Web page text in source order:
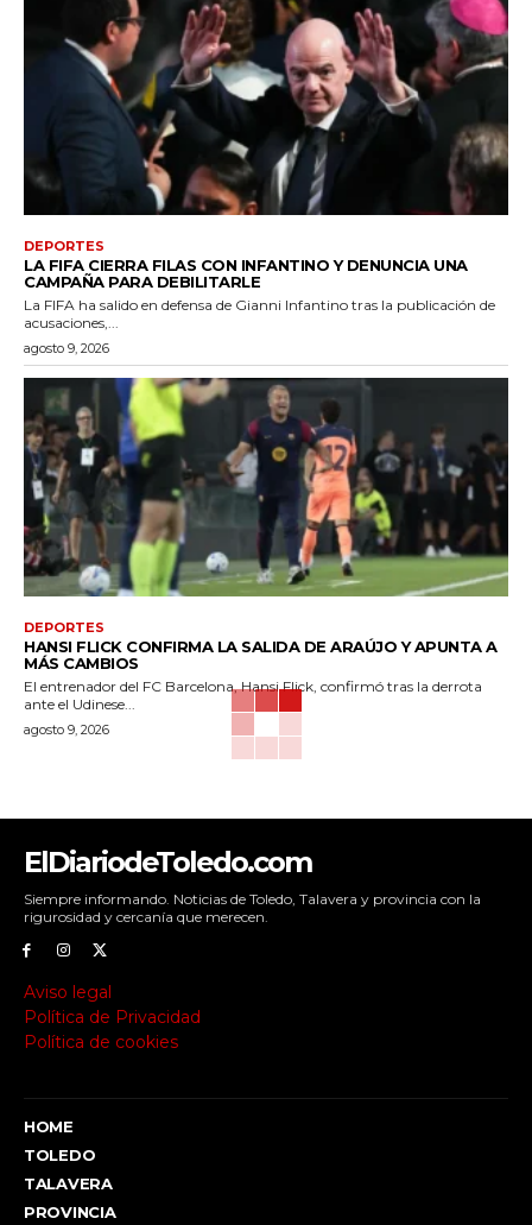
DEPORTES
LA FIFA CIERRA FILAS CON INFANTINO Y DENUNCIA UNA
CAMPAÑA PARA DEBILITARLE
La FIFA ha salido en defensa de Gianni Infantino tras la publicación de
acusaciones,...
agosto 9, 2026
DEPORTES
HANSI FLICK CONFIRMA LA SALIDA DE ARAÚJO Y APUNTA A
MÁS CAMBIOS
El entrenador del FC Barcelona, Hansi Flick, confirmó tras la derrota
ante el Udinese...
agosto 9, 2026
ElDiariodeToledo.com
Siempre informando. Noticias de Toledo, Talavera y provincia con la
rigurosidad y cercanía que merecen.
Aviso legal
Política de Privacidad
Política de cookies
HOME
TOLEDO
TALAVERA
PROVINCIA